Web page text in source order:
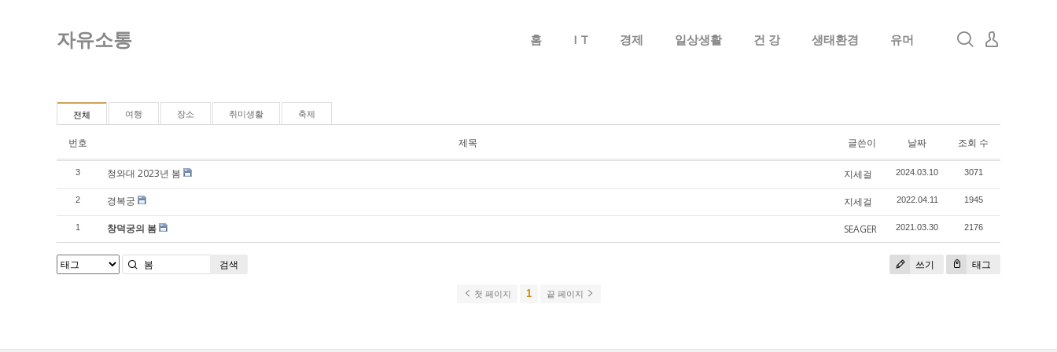
자유소통 홈 I T 경제 일상생활 건 강 생태환경 유머
전체 여행 장소 취미생활 축제
번호 제목 글쓴이 날짜 조회 수
3 청와대 2023년 봄 지세걸 2024.03.10 3071
2 경복궁 지세걸 2022.04.11 1945
1 창덕궁의 봄 SEAGER 2021.03.30 2176
쓰기 태그
검색
첫 페이지 1 끝 페이지